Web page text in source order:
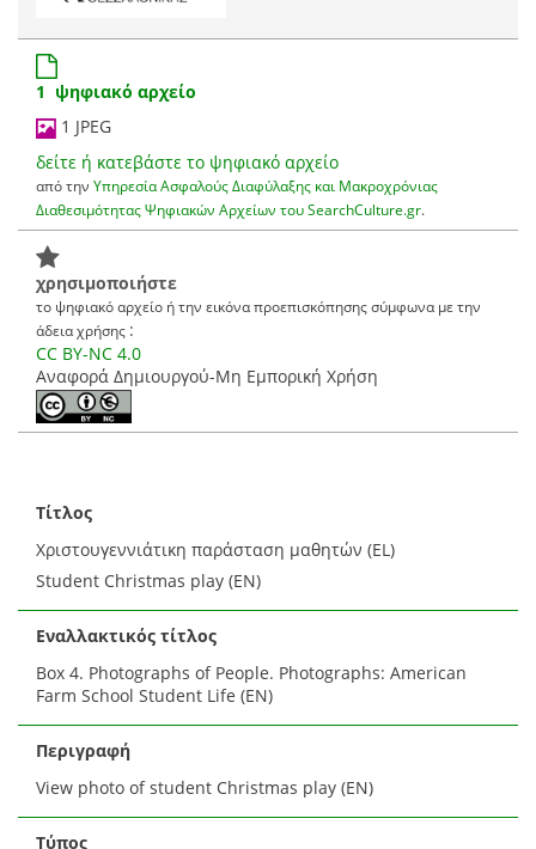
1 ψηφιακό αρχείο
1 JPEG
δείτε ή κατεβάστε το ψηφιακό αρχείο
από την Υπηρεσία Ασφαλούς Διαφύλαξης και Μακροχρόνιας
Διαθεσιμότητας Ψηφιακών Αρχείων του SearchCulture.gr.
χρησιμοποιήστε
το ψηφιακό αρχείο ή την εικόνα προεπισκόπησης σύμφωνα με την
άδεια χρήσης :
CC BY-NC 4.0
Αναφορά Δημιουργού-Μη Εμπορική Χρήση
Τίτλος
Χριστουγεννιάτικη παράσταση μαθητών (EL)
Student Christmas play (EN)
Εναλλακτικός τίτλος
Box 4. Photographs of People. Photographs: American
Farm School Student Life (EN)
Περιγραφή
View photo of student Christmas play (EN)
Τύπος